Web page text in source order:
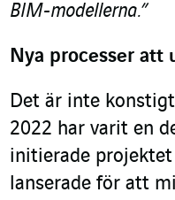
BIM-modellerna.”
Nya processer att
Det är inte
2022 har varit en
initierade projektet
lanserade för att